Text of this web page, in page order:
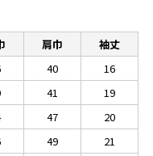
肩巾
袖丈
40
16
41
19
47
20
49
21